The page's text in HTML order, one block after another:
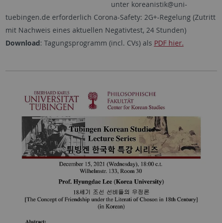
unter koreanistik@uni-
tuebingen.de erforderlich Corona-Safety: 2G+-Regelung (Zutritt
mit Nachweis eines aktuellen Negativtest, 24 Stunden)
Download: Tagungsprogramm (incl. CVs) als PDF hier.